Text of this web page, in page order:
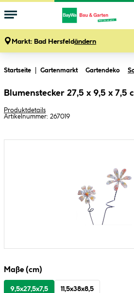
Markt: Bad Hersfeldändern
Startseite Gartenmarkt Gartendeko
Blumenstecker 27,5 x 9,5 x 7,5
Produktdetails
Artikelnummer: 267019
Maße (cm)
9,5x27,5x7,5 11,5x38x8,5